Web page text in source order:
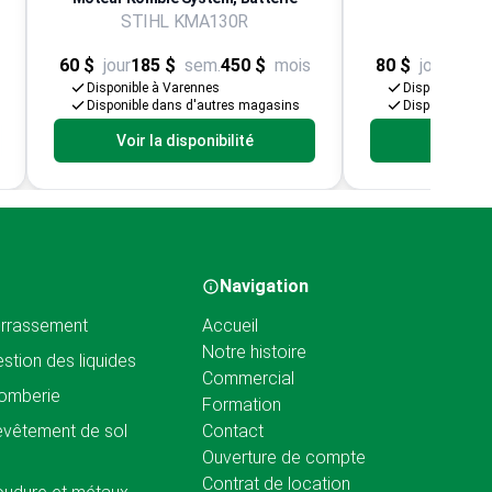
STIHL KMA130R
60 $ jour185 $ sem.450 $ mois
Disponible à Varennes
Disponible dans d'autres magasins
Voir la disponibilité
80 $ jour
Disponible à
Disponible
des liquides
de sol
Navigation
Accueil
Notre histoire
Commercial
Formation
Contact
Ouverture de compte
Contrat de location